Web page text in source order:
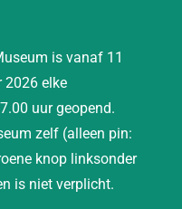
is vanaf 11
2026 elke
uur geopend.
zelf (alleen pin:
knop linksonder
is niet verplicht.